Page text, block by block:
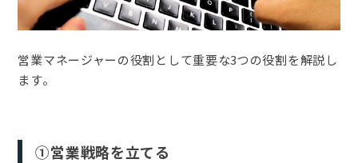
営業マネージャーの役割として重要な3つの役割を解説し
ます。
①営業戦略を立てる